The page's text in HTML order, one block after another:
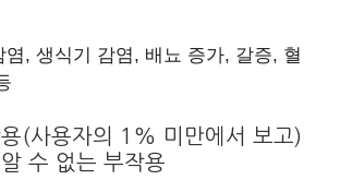
염, 생식기 감염, 배뇨 증가, 갈증, 혈
(사용자의 1% 미만에서 보고)
수 없는 부작용